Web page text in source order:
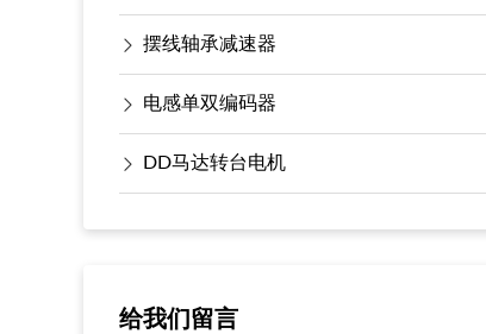
摆线轴承减速器
电感单双编码器
DD马达转台电机
给我们留言